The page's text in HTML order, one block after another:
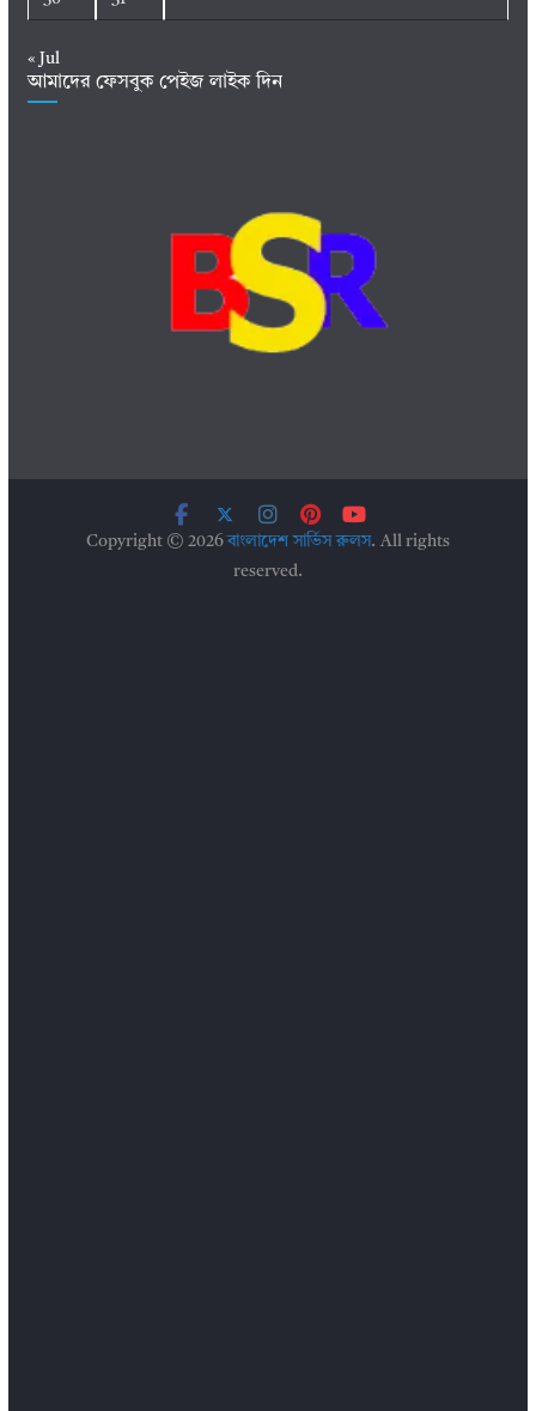
« Jul
আমাদের ফেসবুক পেইজ লাইক দিন
Copyright © 2026বাংলাদেশ সার্ভিস রুলস. All rights
reserved.